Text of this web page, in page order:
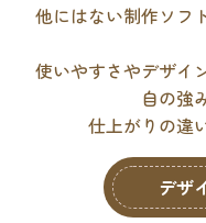
他にはない制作ソフ
使いやすさやデザイ
自の強
仕上がりの違
デザ